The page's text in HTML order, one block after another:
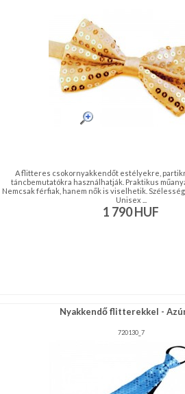
A flitteres csokornyakkendőt estélyekre,
táncbemutatókra használhatják. Praktikus
Nemcsak férfiak, hanem nők is viselhetik.
Unisex ...
1 790HUF
Nyakkendő flitterekkel -
720130_7